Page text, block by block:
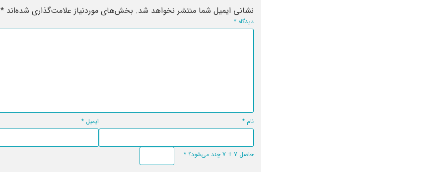
نشانی ایمیل شما منتشر نخواهد شد. بخش‌های موردنیاز علامت‌گذاری شده‌اند*
دیدگاه*
نام* ایمیل *
حاصل 7 + 7 چند می‌شود؟ *